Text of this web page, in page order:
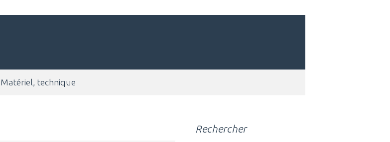
Matériel, technique
Rechercher